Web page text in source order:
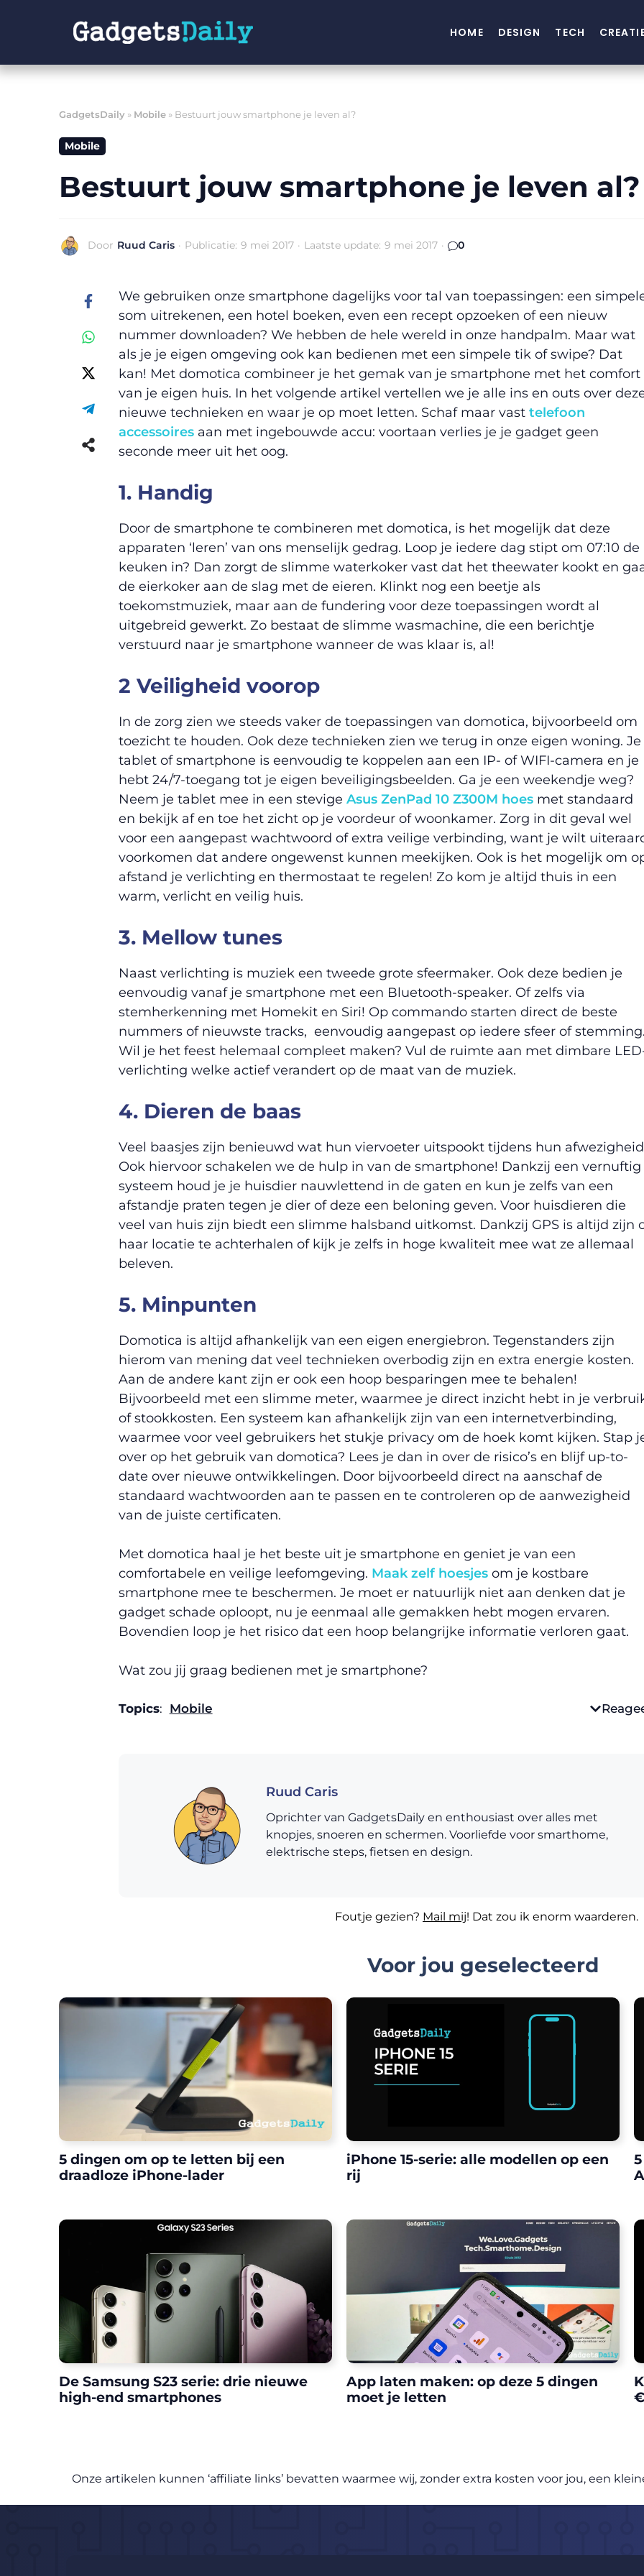
inhoud
HOME DESIGN TECH
GadgetsDaily » Mobile » Bestuurt jouw smartphone je leven al?
Mobile
Bestuurt jouw smartphone je leven al?
Door Ruud Caris · Publicatie: 9 mei 2017 · Laatste update: 9 mei 2017 · 0
We gebruiken onze smartphone dagelijks voor tal van toepassingen: een
som uitrekenen, een hotel boeken, even een recept opzoeken of een nieuw
nummer downloaden? We hebben de hele wereld in onze handpalm. Maar wat
als je je eigen omgeving ook kan bedienen met een simpele tik of swipe? Dat
kan! Met domotica combineer je het gemak van je smartphone met het comfort
van je eigen huis. In het volgende artikel vertellen we je alle ins en outs over
nieuwe technieken en waar je op moet letten. Schaf maar vast telefoon
accessoiresaan met ingebouwde accu: voortaan verlies je je gadget geen
seconde meer uit het oog.
1. Handig
Door de smartphone te combineren met domotica, is het mogelijk dat deze
apparaten ‘leren’ van ons menselijk gedrag. Loop je iedere dag stipt om 07:10 de
keuken in? Dan zorgt de slimme waterkoker vast dat het theewater kookt en
de eierkoker aan de slag met de eieren. Klinkt nog een beetje als
toekomstmuziek, maar aan de fundering voor deze toepassingen wordt al
uitgebreid gewerkt. Zo bestaat de slimme wasmachine, die een berichtje
verstuurd naar je smartphone wanneer de was klaar is, al!
2 Veiligheid voorop
In de zorg zien we steeds vaker de toepassingen van domotica, bijvoorbeeld om
toezicht te houden. Ook deze technieken zien we terug in onze eigen woning. Je
tablet of smartphone is eenvoudig te koppelen aan een IP- of WIFI-camera en je
hebt 24/7-toegang tot je eigen beveiligingsbeelden. Ga je een weekendje weg?
Neem je tablet mee in een stevige Asus ZenPad 10 Z300M hoesmet standaard
en bekijk af en toe het zicht op je voordeur of woonkamer. Zorg in dit geval wel
voor een aangepast wachtwoord of extra veilige verbinding, want je wilt
voorkomen dat andere ongewenst kunnen meekijken. Ook is het mogelijk om
afstand je verlichting en thermostaat te regelen! Zo kom je altijd thuis in een
warm, verlicht en veilig huis.
3. Mellow tunes
Naast verlichting is muziek een tweede grote sfeermaker. Ook deze bedien je
eenvoudig vanaf je smartphone met een Bluetooth-speaker. Of zelfs via
stemherkenning met Homekit en Siri! Op commando starten direct de beste
nummers of nieuwste tracks, eenvoudig aangepast op iedere sfeer of
Wil je het feest helemaal compleet maken? Vul de ruimte aan met dimbare
verlichting welke actief verandert op de maat van de muziek.
4. Dieren de baas
Veel baasjes zijn benieuwd wat hun viervoeter uitspookt tijdens hun
Ook hiervoor schakelen we de hulp in van de smartphone! Dankzij een vernuftig
systeem houd je je huisdier nauwlettend in de gaten en kun je zelfs van een
afstandje praten tegen je dier of deze een beloning geven. Voor huisdieren die
veel van huis zijn biedt een slimme halsband uitkomst. Dankzij GPS is altijd zijn
haar locatie te achterhalen of kijk je zelfs in hoge kwaliteit mee wat ze allemaal
beleven.
5. Minpunten
Domotica is altijd afhankelijk van een eigen energiebron. Tegenstanders zijn
hierom van mening dat veel technieken overbodig zijn en extra energie kosten.
Aan de andere kant zijn er ook een hoop besparingen mee te behalen!
Bijvoorbeeld met een slimme meter, waarmee je direct inzicht hebt in je
of stookkosten. Een systeem kan afhankelijk zijn van een internetverbinding,
waarmee voor veel gebruikers het stukje privacy om de hoek komt kijken. Stap
over op het gebruik van domotica? Lees je dan in over de risico’s en blijf up-to-
date over nieuwe ontwikkelingen. Door bijvoorbeeld direct na aanschaf de
standaard wachtwoorden aan te passen en te controleren op de aanwezigheid
van de juiste certificaten.
Met domotica haal je het beste uit je smartphone en geniet je van een
comfortabele en veilige leefomgeving. Maak zelf hoesjesom je kostbare
smartphone mee te beschermen. Je moet er natuurlijk niet aan denken dat je
gadget schade oploopt, nu je eenmaal alle gemakken hebt mogen ervaren.
Bovendien loop je het risico dat een hoop belangrijke informatie verloren gaat.
Wat zou jij graag bedienen met je smartphone?
Topics: Mobile
Ruud Caris
Oprichter van GadgetsDaily en enthousiast over alles met
knopjes, snoeren en schermen. Voorliefde voor smarthome,
elektrische steps, fietsen en design.
Foutje gezien? Mail mij! Dat zou ik enorm waarderen.
Voor jou geselecteerd
5 dingen om op te letten bij een
draadloze iPhone-lader
iPhone 15-serie: alle modellen op een
rij
De Samsung S23 serie: drie nieuwe
high-end smartphones
App laten maken: op deze 5 dingen
moet je letten
Onze artikelen kunnen ‘affiliate links’ bevatten waarmee wij, zonder extra kosten voor jou, een